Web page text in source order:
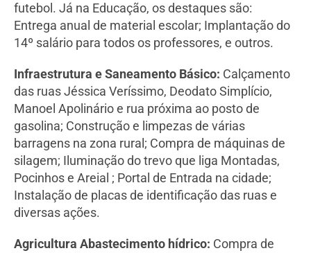
futebol. Já na Educação, os destaques são:
Entrega anual de material escolar; Implantação do
14º salário para todos os professores, e outros.
Infraestrutura e Saneamento Básico: Calçamento
das ruas Jéssica Veríssimo, Deodato Simplício,
Manoel Apolinário e rua próxima ao posto de
gasolina; Construção e limpezas de várias
barragens na zona rural; Compra de máquinas de
silagem; Iluminação do trevo que liga Montadas,
Pocinhos e Areial ; Portal de Entrada na cidade;
Instalação de placas de identificação das ruas e
diversas ações.
Agricultura Abastecimento hídrico: Compra de